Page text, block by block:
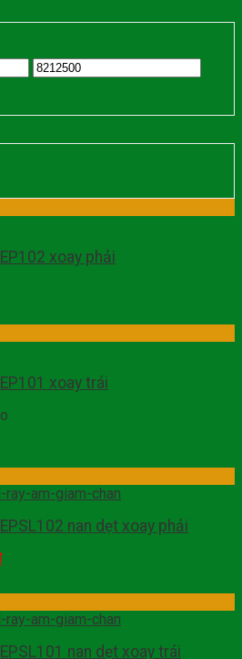
xoay phải
xoay trái
nan dẹt xoay phải
nan dẹt xoay trái